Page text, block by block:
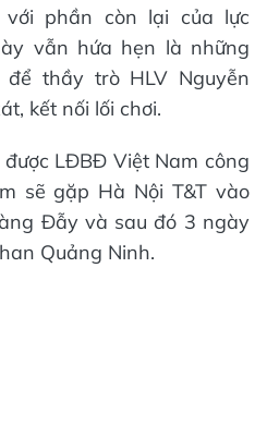
với phần còn lại của lực
vẫn hứa hẹn là những
thầy trò HLV Nguyễn
kết nối lối chơi.
LĐBĐ Việt Nam công
sẽ gặp Hà Nội T&T vào
Đẫy và sau đó 3 ngày
Quảng Ninh.